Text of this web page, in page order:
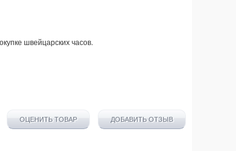
швейцарских часов.
ОЦЕНИТЬ ТОВАР ДОБАВИТЬ ОТЗЫВ